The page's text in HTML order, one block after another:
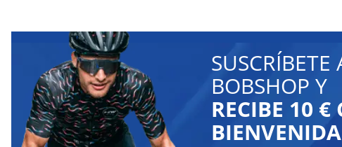
SUSCRÍBETE
BOBSHOP Y
RECIBE 10 €
BIENVENIDA